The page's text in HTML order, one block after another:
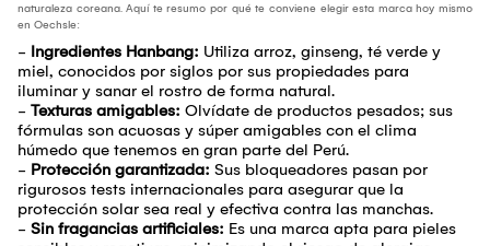
naturaleza coreana. Aquí te resumo por qué te conviene elegir esta marca hoy mismo
en Oechsle:
- Ingredientes Hanbang: Utiliza arroz, ginseng, té verde y
miel, conocidos por siglos por sus propiedades para
iluminar y sanar el rostro de forma natural.
- Texturas amigables: Olvídate de productos pesados; sus
fórmulas son acuosas y súper amigables con el clima
húmedo que tenemos en gran parte del Perú.
- Protección garantizada: Sus bloqueadores pasan por
rigurosos tests internacionales para asegurar que la
protección solar sea real y efectiva contra las manchas.
- Sin fragancias artificiales: Es una marca apta para pieles